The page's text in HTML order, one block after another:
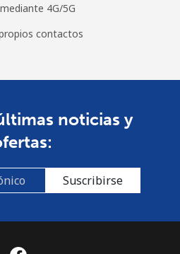
4G/5G
contactos
noticias y
Suscribirse